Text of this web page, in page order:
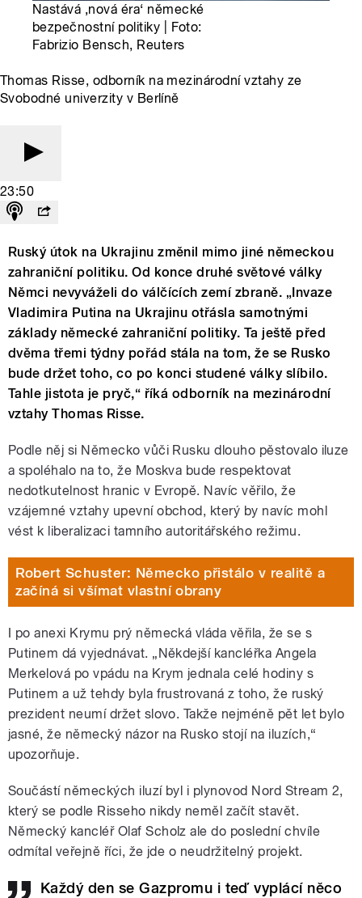
Nastává ‚nová éra‘ německé
bezpečnostní politiky | Foto:
Fabrizio Bensch, Reuters
Thomas Risse, odborník na mezinárodní vztahy ze
Svobodné univerzity v Berlíně
23:50
Ruský útok na Ukrajinu změnil mimo jiné německou
zahraniční politiku. Od konce druhé světové války
Němci nevyváželi do válčících zemí zbraně. „Invaze
Vladimira Putina na Ukrajinu otřásla samotnými
základy německé zahraniční politiky. Ta ještě před
dvěma třemi týdny pořád stála na tom, že se Rusko
bude držet toho, co po konci studené války slíbilo.
Tahle jistota je pryč,“ říká odborník na mezinárodní
vztahy Thomas Risse.
Podle něj si Německo vůči Rusku dlouho pěstovalo iluze
a spoléhalo na to, že Moskva bude respektovat
nedotkutelnost hranic v Evropě. Navíc věřilo, že
vzájemné vztahy upevní obchod, který by navíc mohl
vést k liberalizaci tamního autoritářského režimu.
Robert Schuster: Německo přistálo v realitě a
začíná si všímat vlastní obrany
I po anexi Krymu prý německá vláda věřila, že se s
Putinem dá vyjednávat. „Někdejší kancléřka Angela
Merkelová po vpádu na Krym jednala celé hodiny s
Putinem a už tehdy byla frustrovaná z toho, že ruský
prezident neumí držet slovo. Takže nejméně pět let bylo
jasné, že německý názor na Rusko stojí na iluzích,“
upozorňuje.
Součástí německých iluzí byl i plynovod Nord Stream 2,
který se podle Risseho nikdy neměl začít stavět.
Německý kancléř Olaf Scholz ale do poslední chvíle
odmítal veřejně říci, že jde o neudržitelný projekt.
Každý den se Gazpromu i teď vyplácí něco